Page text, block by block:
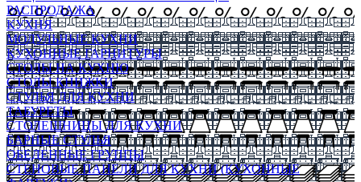
РАСПРОДАЖА
КУХНЯ
МОДУЛЬНЫЕ КУХНИ
КУХОННЫЕ ГАРНИТУРЫ
СТОЛЫ НА КУХНЮ
СТОЛЫ КНИЖКИ
СТУЛЬЯ ДЛЯ КУХНИ
ТАБУРЕТЫ
СТОЛЕШНИЦЫ ДЛЯ КУХНИ
БАРНЫЕ СТУЛЬЯ
ОБЕДЕННЫЕ ГРУППЫ
СТЕНОВЫЕ ПАНЕЛИ ДЛЯ КУХНИ (КУХОННЫЕ